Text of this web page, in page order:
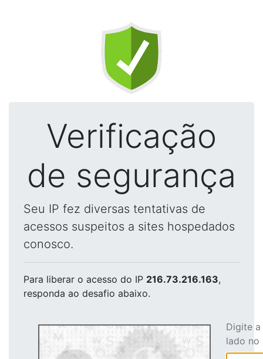
Verificação
de segurança
Seu IP fez diversas tentativas de
acessos suspeitos a sites hospedados
conosco.
Para liberar o acesso do IP 216.73.216.163,
responda ao desafio abaixo.
Digite
lado no